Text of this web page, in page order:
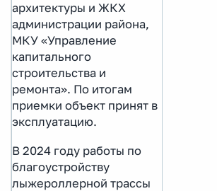
архитектуры и ЖКХ
администрации района,
МКУ «Управление
капитального
строительства и
ремонта». По итогам
приемки объект принят в
эксплуатацию.
В 2024 году работы по
благоустройству
лыжероллерной трассы